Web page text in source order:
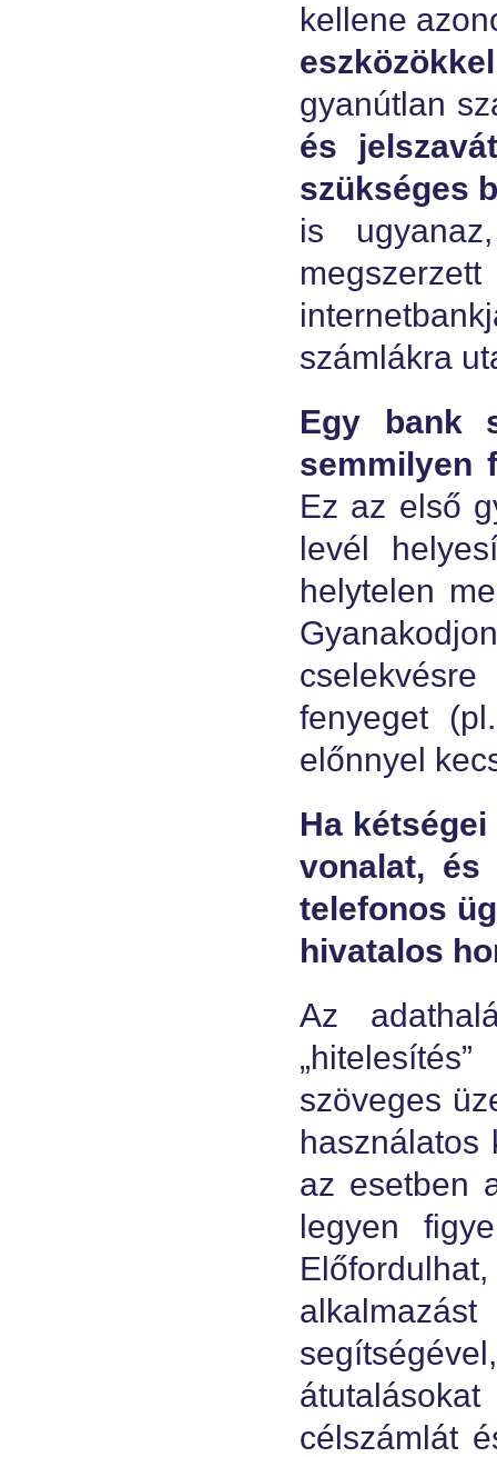
kellene
eszközökkel
gyanútlan
és
szükséges
is
számlákra
Egy bank
semmilyen
Ez az első
levél
helytelen
fenyeget
előnnyel
Ha
vonalat, és
telefonos
hivatalos
Az
szöveges
használatos
az esetben
legyen
célszámlát